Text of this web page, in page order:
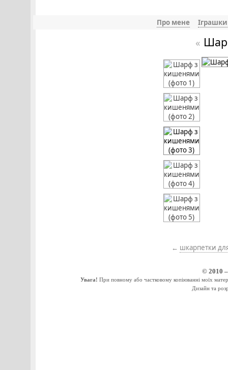
Про мене Іграшки
«
← шкарпетки
© 2010
Увага! При повному або частковому копіюванні моїх
Дизайн та